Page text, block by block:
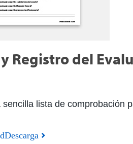
Registro del
sencilla lista de comprobación